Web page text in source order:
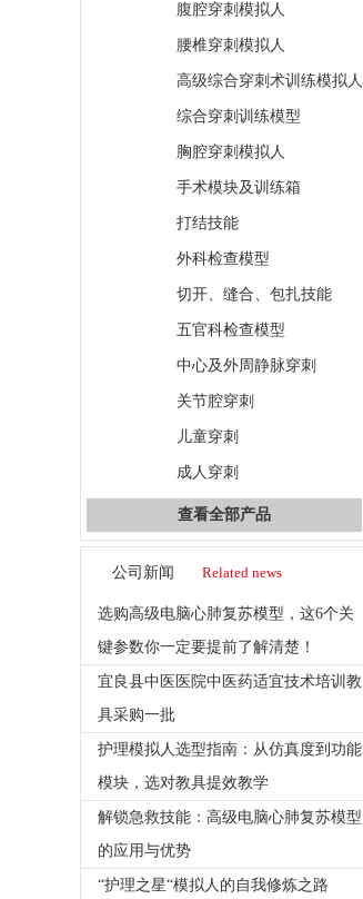
腹腔穿刺模拟人
腰椎穿刺模拟人
高级综合穿刺术训练模拟人
综合穿刺训练模型
胸腔穿刺模拟人
手术模块及训练箱
打结技能
外科检查模型
切开、缝合、包扎技能
五官科检查模型
中心及外周静脉穿刺
关节腔穿刺
儿童穿刺
成人穿刺
查看全部产品
公司新闻 Related news
选购高级电脑心肺复苏模型，这6个关
键参数你一定要提前了解清楚！
宜良县中医医院中医药适宜技术培训教
具采购一批
护理模拟人选型指南：从仿真度到功能
模块，选对教具提效教学
解锁急救技能：高级电脑心肺复苏模型
的应用与优势
“护理之星“模拟人的自我修炼之路